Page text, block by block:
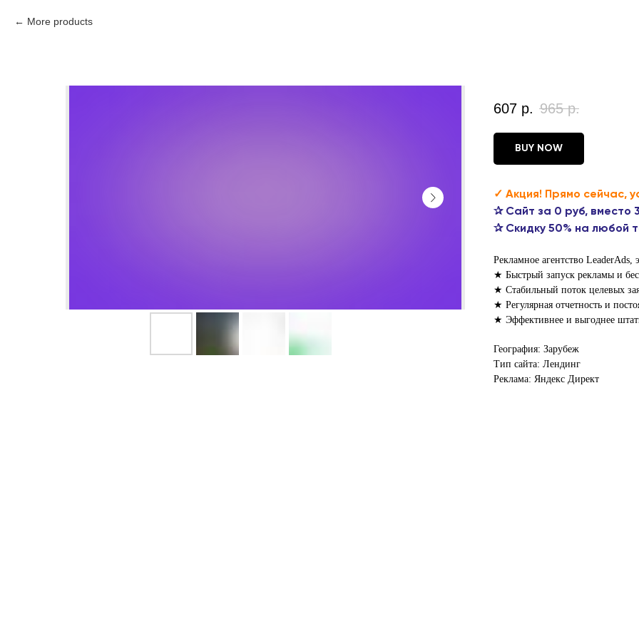
More products
607 р. 965 р.
BUY NOW
✓ Акция! Прямо сейчас,
✰ Сайт за 0 руб, вместо
✰ Скидку 50% на любой
Рекламное агентство LeaderAds,
★ Быстрый запуск рекламы и
★ Стабильный поток целевых
★ Регулярная отчетность и
★ Эффективнее и выгоднее
География: Зарубеж
Тип сайта: Лендинг
Реклама: Яндекс Директ